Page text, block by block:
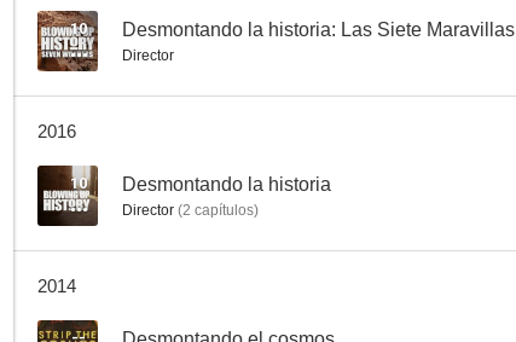
10 Desmontando la historia: Las Siete Maravillas
Director
2016
10 Desmontando la historia
Director (2 capítulos)
2014
--